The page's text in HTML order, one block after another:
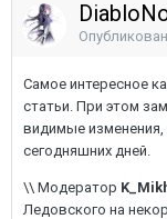
Самое интересное
статьи. При этом
видимые
сегодняшних дней.
\\ Модератор
Ледовского на